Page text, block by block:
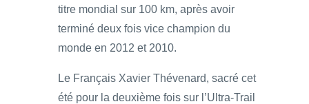
titre mondial sur 100 km, après avoir
terminé deux fois vice champion du
monde en 2012 et 2010.
Le Français Xavier Thévenard, sacré cet
été pour la deuxième fois sur l’Ultra-Trail